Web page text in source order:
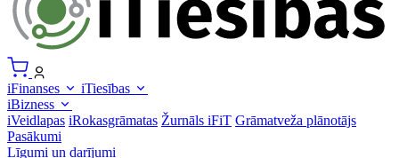
iFinanses
iTiesības
iBizness
iVeidlapas iRokasgrāmatas Žurnāls iFiT Grāmatveža plānotājs
Pasākumi
Līgumi un darījumi